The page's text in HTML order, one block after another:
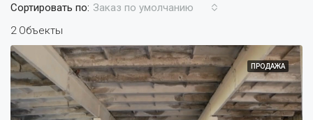
2 Объекты
Сортировать по: Заказ по умолчанию
ПРОДАЖА